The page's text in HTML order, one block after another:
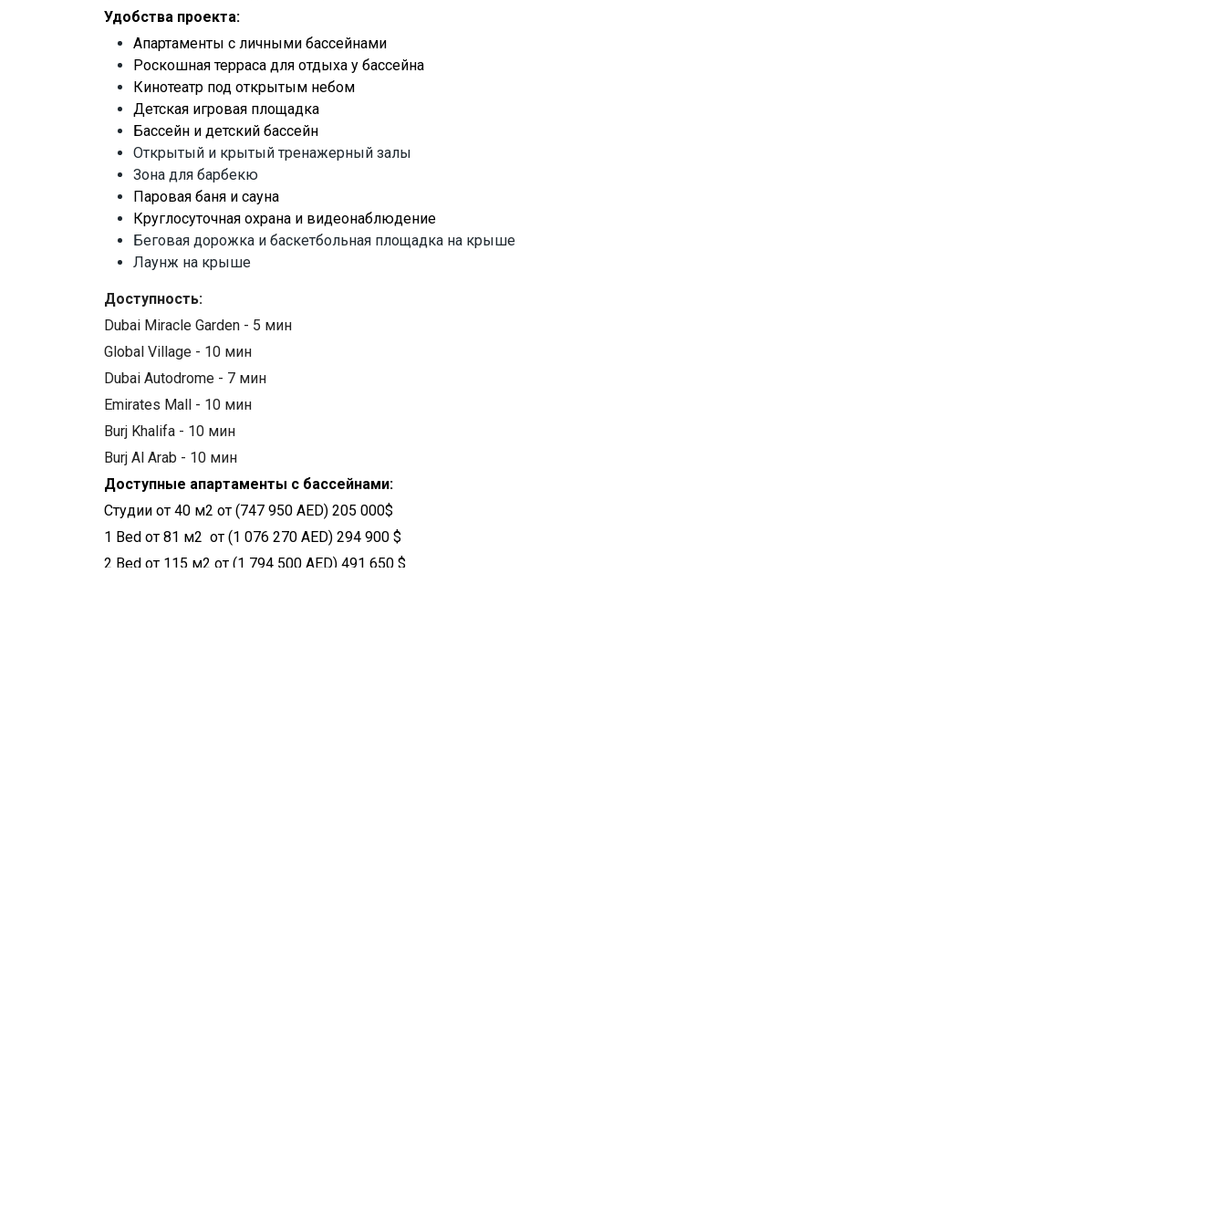
Удобства проекта:
Апартаменты с личными бассейнами
Роскошная терраса для отдыха у бассейна
Кинотеатр под открытым небом
Детская игровая площадка
Бассейн и детский бассейн
Открытый и крытый тренажерный залы
Зона для барбекю
Паровая баня и сауна
Круглосуточная охрана и видеонаблюдение
Беговая дорожка и баскетбольная площадка на крыше
Лаунж на крыше
Доступность:
Dubai Miracle Garden - 5 мин
Global Village - 10 мин
Dubai Autodrome - 7 мин
Emirates Mall - 10 мин
Burj Khalifa - 10 мин
Burj Al Arab - 10 мин
Доступные апартаменты с бассейнами:
Студии от 40 м2 от (747 950 AED) 205 000$
1 Bed от 81 м2 от (1 076 270 AED) 294 900 $
2 Bed от 115 м2 от (1 794 500 AED) 491 650 $